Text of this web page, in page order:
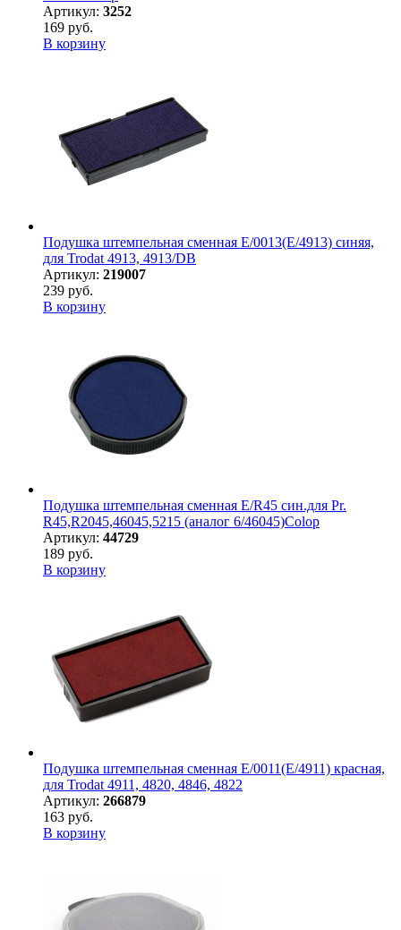
Артикул: 3252
169 руб.
В корзину
Подушка штемпельная сменная E/0013(E/4913) синяя,
для Trodat 4913, 4913/DB
Артикул: 219007
239 руб.
В корзину
Подушка штемпельная сменная E/R45 син.для Pr.
R45,R2045,46045,5215 (аналог 6/46045)Colop
Артикул: 44729
189 руб.
В корзину
Подушка штемпельная сменная E/0011(E/4911) красная,
для Trodat 4911, 4820, 4846, 4822
Артикул: 266879
163 руб.
В корзину